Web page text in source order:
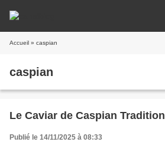
Accueil » caspian
caspian
Le Caviar de Caspian Tradition
Publié le 14/11/2025 à 08:33